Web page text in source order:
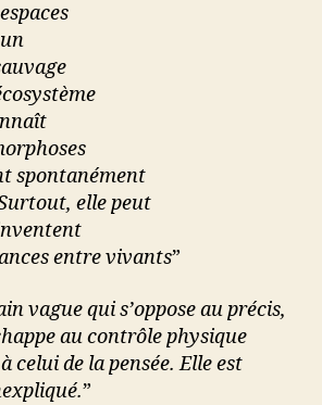
spontanément
elle peut
entre vivants”
vague qui s’oppose au précis,
au contrôle physique
celui de la pensée. Elle est
”